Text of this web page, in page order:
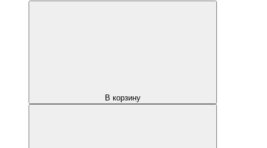
В корзину